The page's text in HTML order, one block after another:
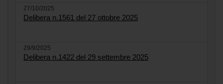
27/10/2025
Delibera n.1561 del 27 ottobre 2025
29/9/2025
Delibera n.1422 del 29 settembre 2025